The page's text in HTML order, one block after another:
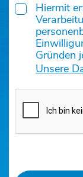
Hiermit
Gründen
Unsere